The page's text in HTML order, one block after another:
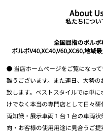
About Us
私たちについ
全国屈指のボルボ
ボルボV40,XC40,V60,XC60,地域
● 当店ホームページをご覧になっ
難うございます。また連日、大勢
致します。ベストスタイルでは単
けでなく本当の専門店として日々
両知識・展示車両１台１台の車両
向・お客様の使用用途に見合うご